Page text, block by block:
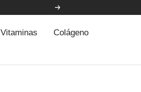
Próxima
Vitaminas
Colágeno